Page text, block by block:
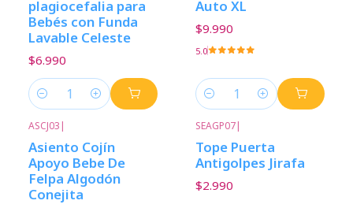
plagiocefalia para
Bebés con Funda
Lavable Celeste
$6.990
Cantidad
Auto XL
$9.990
5.0
Cantidad
ASCJ03 |
Asiento Cojín
Apoyo Bebe De
Felpa Algodón
Conejita
SEAGP07|
Tope Puerta
Antigolpes Jirafa
$2.990